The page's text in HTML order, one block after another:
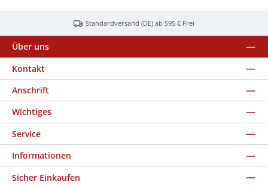
Standardversand (DE) ab 595 € Frei
Über uns
Kontakt
Anschrift
Wichtiges
Service
Informationen
Sicher Einkaufen